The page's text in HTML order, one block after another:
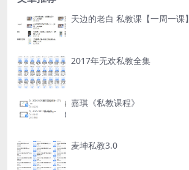
天边的老白 私教课【一周一课】
2017年无欢私教全集
嘉琪《私教课程》
麦坤私教3.0